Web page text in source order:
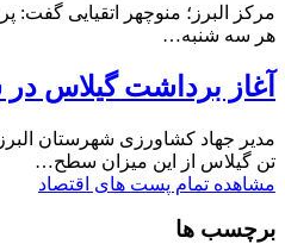
مرکز البرز؛ منوچهر اتقیایی
هر سه شنبه…
آغاز برداشت گیلاس در
تن گیلاس از این میزان سطح…
مشاهده تمام پست های اقتصاد
برچسب ها